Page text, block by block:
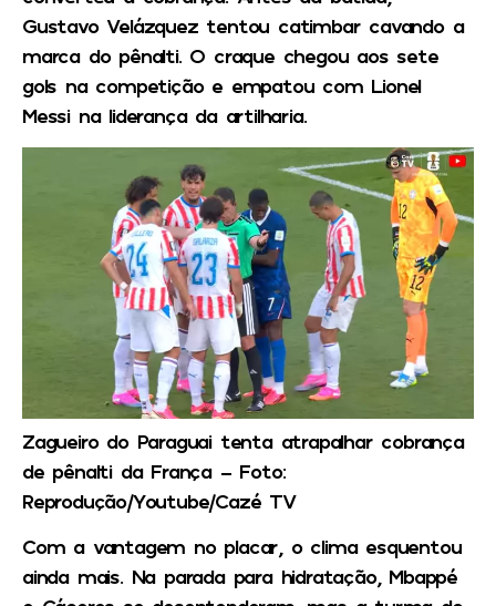
Gustavo Velázquez tentou catimbar cavando a
marca do pênalti. O craque chegou aos sete
gols na competição e empatou com Lionel
Messi na liderança da artilharia.
Zagueiro do Paraguai tenta atrapalhar cobrança
de pênalti da França – Foto:
Reprodução/Youtube/Cazé TV
Com a vantagem no placar, o clima esquentou
ainda mais. Na parada para hidratação, Mbappé